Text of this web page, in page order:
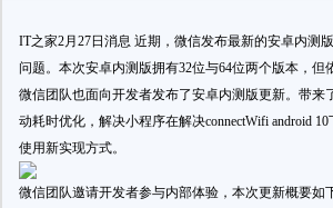
IT之家2月27日消息 近期，微信发布最新的安卓内测
问题。 本次安卓内测版拥有32位与64位两个版本，但
微信团队也面向开发者发布了安卓内测版更新。带来
动耗时优化，解决小程序在解决connectWifi android
使用新实现方式。
微信团队邀请开发者参与内部体验，本次更新概要如